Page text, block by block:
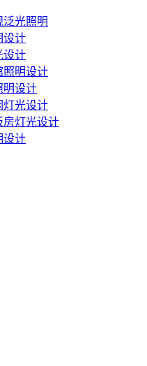
泛光照明
设计
设计
照明设计
明设计
灯光设计
房灯光设计
设计